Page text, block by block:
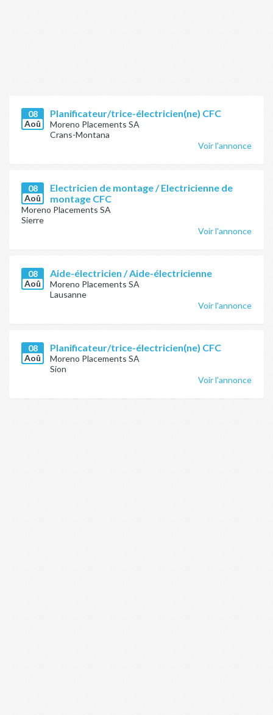
08
Aoû
Planificateur/trice-électricien(ne) CFC
Moreno Placements SA
Crans-Montana
Voir l'annonce
08
Aoû
Electricien de montage / Electricienne de
montage CFC
Moreno Placements SA
Sierre
Voir l'annonce
08
Aoû
Aide-électricien / Aide-électricienne
Moreno Placements SA
Lausanne
Voir l'annonce
08
Aoû
Planificateur/trice-électricien(ne) CFC
Moreno Placements SA
Sion
Voir l'annonce